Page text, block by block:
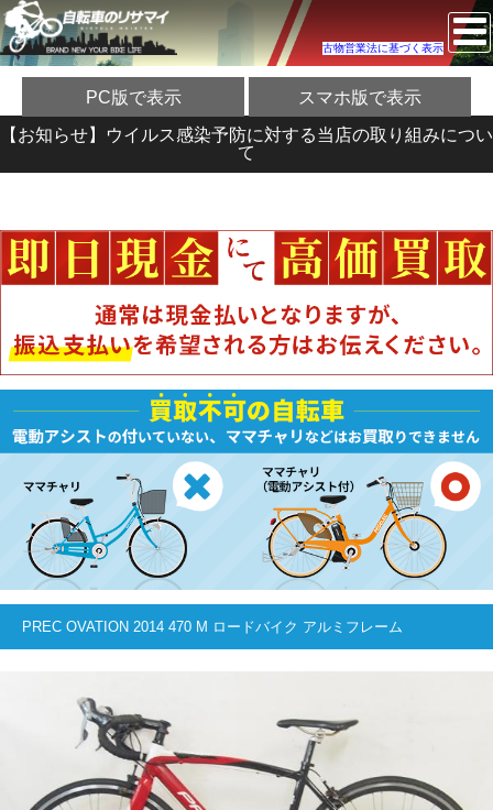
古物営業法に基づく表示
PC版で表示 スマホ版で表示
【お知らせ】ウイルス感染予防に対する当店の取り組みについ
て
PREC OVATION 2014 470 M ロードバイク アルミフレーム